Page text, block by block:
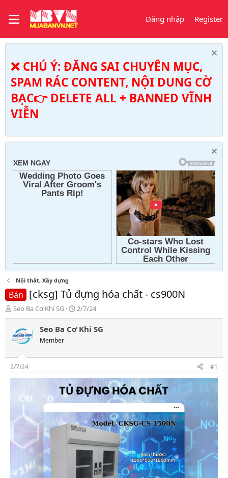
Đăng nhập Register
❌ CHÚ Ý: ĐĂNG SAI CHUYÊN MỤC,
SPAM RÁC CONTENT, NỘI DUNG CỜ
BẠC👉 DELETE ALL + BANNED VĨNH
VIỄN
Nội thất, Xây dựng
Bán [cksg] Tủ đựng hóa chất - cs900N
T
h
e
s
t
a
Seo Ba Cơ Khí SG
N
g
à
2/7/24
Seo Ba Cơ Khí SG
Member
2/7/24 #1